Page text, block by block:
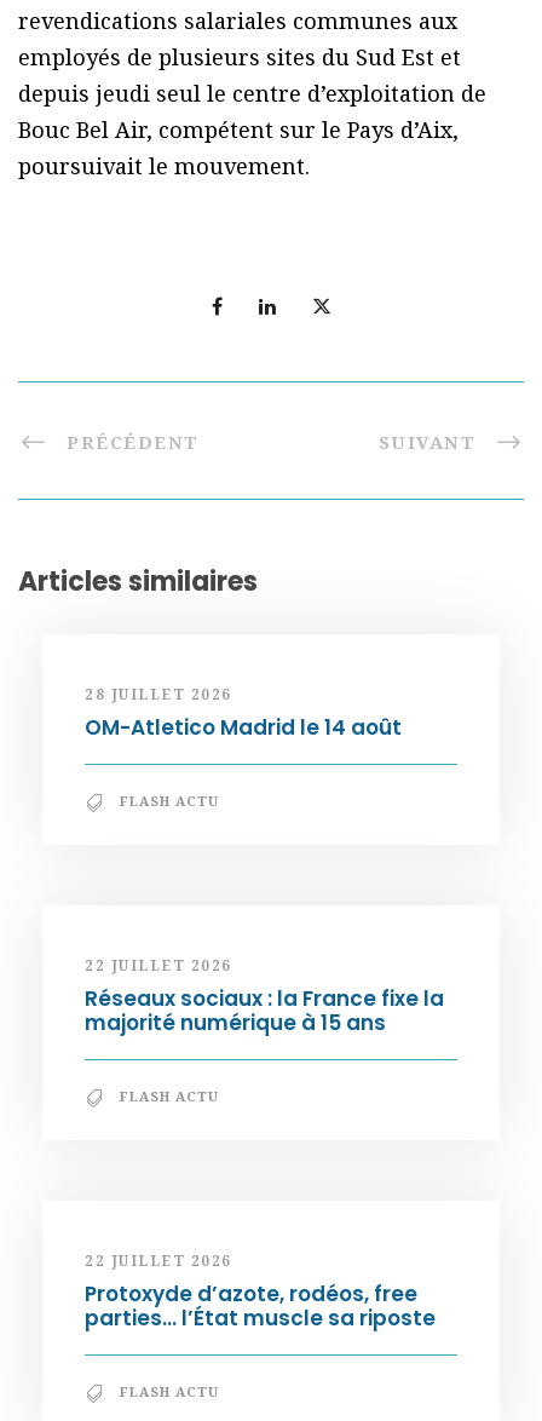
revendications salariales communes aux
employés de plusieurs sites du Sud Est et
depuis jeudi seul le centre d’exploitation de
Bouc Bel Air, compétent sur le Pays d’Aix,
poursuivait le mouvement.
PRÉCÉDENT SUIVANT
Articles similaires
28 JUILLET 2026
OM-Atletico Madrid le 14 août
FLASH ACTU
22 JUILLET 2026
Réseaux sociaux : la France fixe la
majorité numérique à 15 ans
FLASH ACTU
22 JUILLET 2026
Protoxyde d’azote, rodéos, free
parties… l’État muscle sa riposte
FLASH ACTU